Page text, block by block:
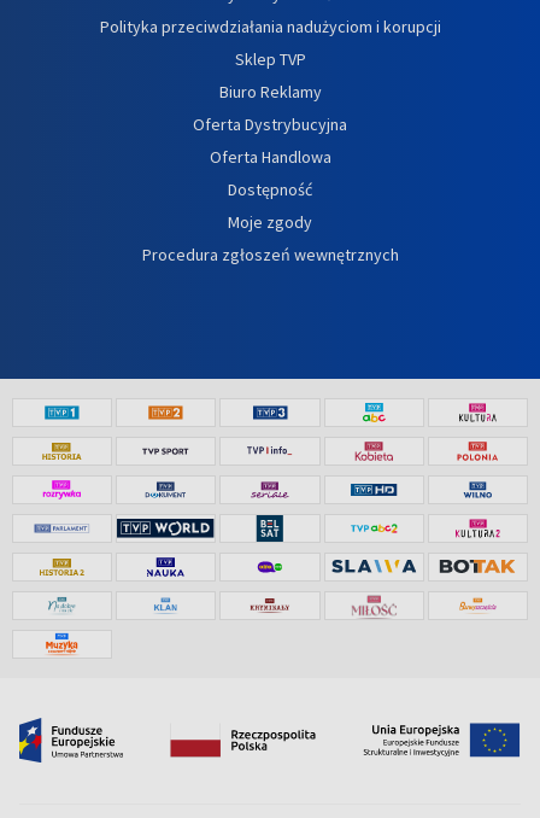
Polityka przeciwdziałania nadużyciom i korupcji
Sklep TVP
Biuro Reklamy
Oferta Dystrybucyjna
Oferta Handlowa
Dostępność
Moje zgody
Procedura zgłoszeń wewnętrznych